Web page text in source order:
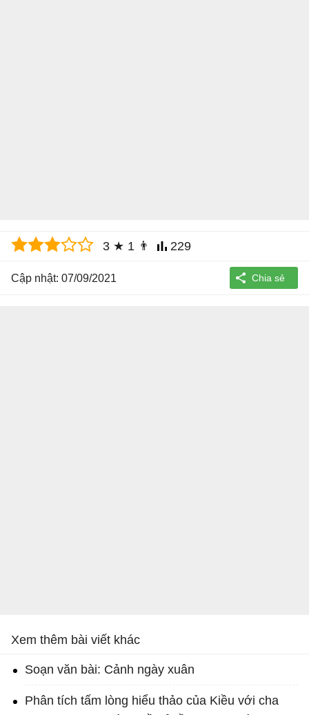
3 ★ 1 👨 229
Cập nhật: 07/09/2021
Xem thêm bài viết khác
Soạn văn bài: Cảnh ngày xuân
Phân tích tấm lòng hiểu thảo của Kiều với cha